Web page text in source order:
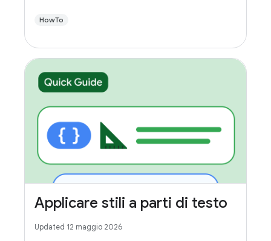
HowTo
Applicare stili a parti di testo
Updated 12 maggio 2026